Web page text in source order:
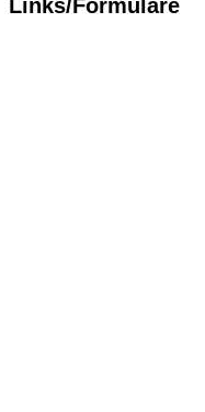
Links/Formulare